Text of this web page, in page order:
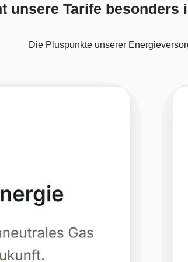
unsere Tarife besonders
Die Pluspunkte unserer